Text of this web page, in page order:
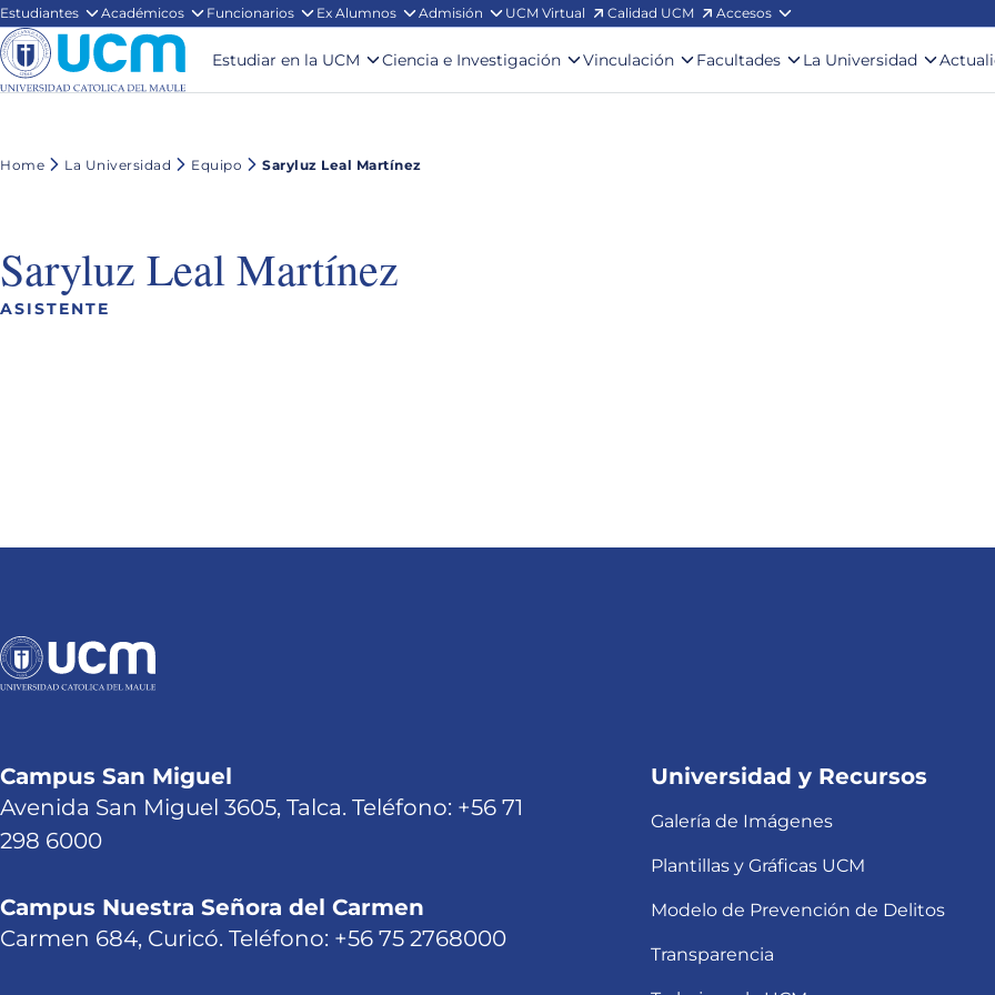
Estudiantes Académicos Funcionarios Ex Alumnos Admisión UCM Virtual Calidad UCM Accesos
Estudiar en la UCM Ciencia e Investigación Vinculación Facultades La Universidad
Home La Universidad Equipo Saryluz Leal Martínez
Saryluz Leal Martínez
ASISTENTE
Campus San Miguel
Avenida San Miguel 3605, Talca. Teléfono: +56 71
298 6000
Campus Nuestra Señora del Carmen
Carmen 684, Curicó. Teléfono: +56 75 2768000
Universidad y Recursos
Galería de Imágenes
Plantillas y Gráficas UCM
Modelo de Prevención de Delitos
Transparencia